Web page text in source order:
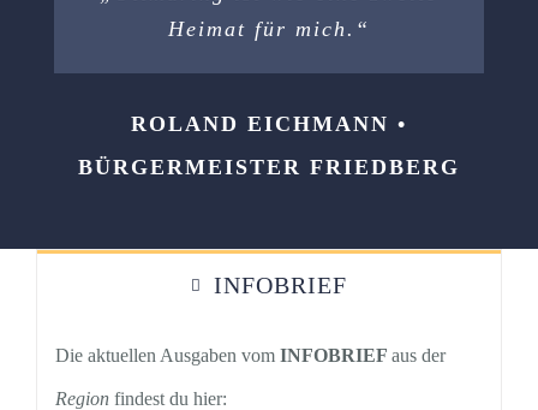
Heimat für mich.“
ROLAND EICHMANN •
BÜRGERMEISTER FRIEDBERG
INFOBRIEF
Die aktuellen Ausgaben vom INFOBRIEF aus der
Region findest du hier: